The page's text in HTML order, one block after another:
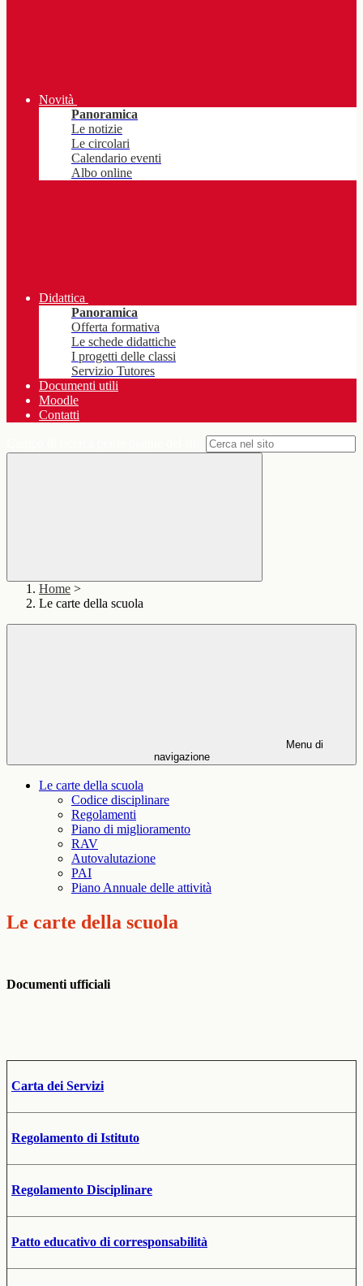
Novità
Panoramica
Le notizie
Le circolari
Calendario eventi
Albo online
Didattica
Panoramica
Offerta formativa
Le schede didattiche
I progetti delle classi
Servizio Tutores
Documenti utili
Moodle
Contatti
Home >
Le carte della scuola
Menu di
navigazione
Le carte della scuola
Codice disciplinare
Regolamenti
Piano di miglioramento
RAV
Autovalutazione
PAI
Piano Annuale delle attività
Le carte della scuola
Documenti ufficiali
Carta dei Servizi
Regolamento di Istituto
Regolamento Disciplinare
Patto educativo di corresponsabilità